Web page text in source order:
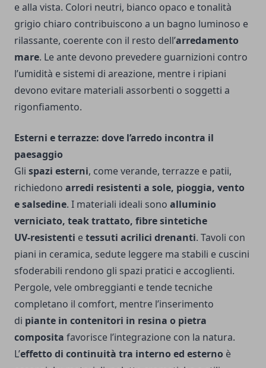
e alla vista. Colori neutri, bianco opaco e tonalità
grigio chiaro contribuiscono a un bagno luminoso e
rilassante, coerente con il resto dell’arredamento
mare. Le ante devono prevedere guarnizioni contro
l’umidità e sistemi di areazione, mentre i ripiani
devono evitare materiali assorbenti o soggetti a
rigonfiamento.
Esterni e terrazze: dove l’arredo incontra il
paesaggio
Gli spazi esterni, come verande, terrazze e patii,
richiedono arredi resistenti a sole, pioggia, vento
e salsedine. I materiali ideali sono alluminio
verniciato, teak trattato, fibre sintetiche
UV‑resistenti etessuti acrilici drenanti. Tavoli con
piani in ceramica, sedute leggere ma stabili e cuscini
sfoderabili rendono gli spazi pratici e accoglienti.
Pergole, vele ombreggianti e tende tecniche
completano il comfort, mentre l’inserimento
di piante in contenitori in resina o pietra
composita favorisce l’integrazione con la natura.
L’effetto di continuità tra interno ed esterno è